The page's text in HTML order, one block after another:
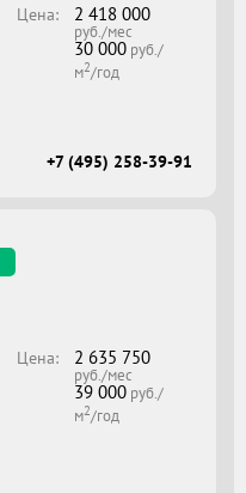
Цена: 2 418 000
руб./мес
30 000руб./
м2/год
+7 (495) 258-39-91
Цена: 2 635 750
руб./мес
39 000руб./
м2/год